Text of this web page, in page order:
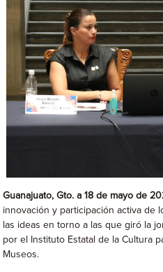
Guanajuato, Gto. a 18 de mayo de
innovación y participación activa de
las ideas en torno a las que giró la
por el Instituto Estatal de la Cultura
Museos.